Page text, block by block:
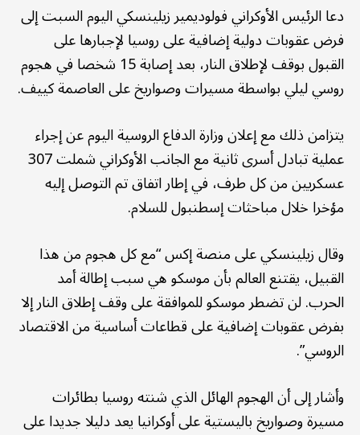
دعا الرئيس الأوكراني فولوديمير زيلينسكي اليوم السبت إلى
فرض عقوبات دولية إضافية على روسيا لإجبارها على
القبول بوقف لإطلاق النار، بعد إصابة 15 شخصا في هجوم
روسي ليلي بواسطة مسيرات وصواريخ على العاصمة كييف.
يتزامن ذلك مع إعلان وزارة الدفاع الروسية اليوم عن إجراء
عملية تبادل أسرى ثانية مع الجانب الأوكراني شملت 307
عسكريين من كل طرف، في إطار اتفاق تم التوصل إليه
مؤخرا خلال مباحثات إسطنبول للسلام.
وقال زيلينسكي على منصة إكس “مع كل هجوم من هذا
القبيل، يقتنع العالم بأن موسكو هي سبب إطالة أمد
الحرب. لن تضطر موسكو للموافقة على وقف إطلاق النار إلا
بفرض عقوبات إضافية على قطاعات أساسية من الاقتصاد
الروسي”.
وأشار إلى أن الهجوم الهائل الذي شنته روسيا بطائرات
مسيرة وصواريخ باليستية على أوكرانيا يعد دليلا جديدا على